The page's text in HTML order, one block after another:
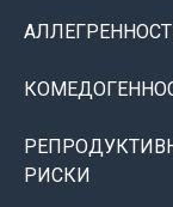
РИСКИ